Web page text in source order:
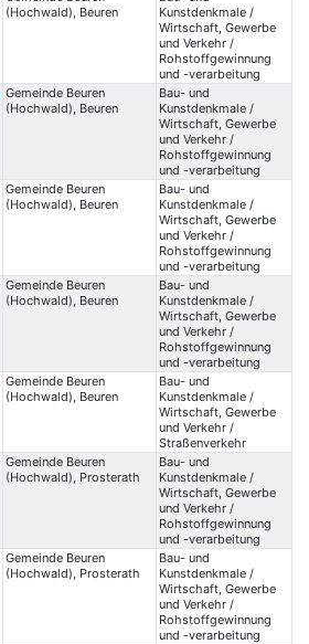
(Hochwald), Beuren
Kunstdenkmale /
Wirtschaft, Gewerbe
und Verkehr /
Rohstoffgewinnung
und -verarbeitung
Gemeinde Beuren
(Hochwald), Beuren
Bau- und
Kunstdenkmale /
Wirtschaft, Gewerbe
und Verkehr /
Rohstoffgewinnung
und -verarbeitung
Gemeinde Beuren
(Hochwald), Beuren
Bau- und
Kunstdenkmale /
Wirtschaft, Gewerbe
und Verkehr /
Rohstoffgewinnung
und -verarbeitung
Gemeinde Beuren
(Hochwald), Beuren
Bau- und
Kunstdenkmale /
Wirtschaft, Gewerbe
und Verkehr /
Rohstoffgewinnung
und -verarbeitung
Gemeinde Beuren
(Hochwald), Beuren
Bau- und
Kunstdenkmale /
Wirtschaft, Gewerbe
und Verkehr /
Straßenverkehr
Gemeinde Beuren
(Hochwald), Prosterath
Bau- und
Kunstdenkmale /
Wirtschaft, Gewerbe
und Verkehr /
Rohstoffgewinnung
und -verarbeitung
Gemeinde Beuren
(Hochwald), Prosterath
Bau- und
Kunstdenkmale /
Wirtschaft, Gewerbe
und Verkehr /
Rohstoffgewinnung
und -verarbeitung